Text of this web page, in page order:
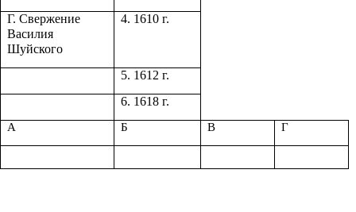
Г. Свержение
Василия
Шуйского
4. 1610 г.
5. 1612 г.
6. 1618 г.
А Б В Г